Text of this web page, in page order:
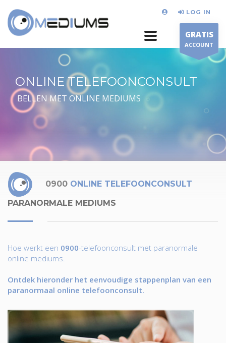
LOG IN
GRATIS
ACCOUNT
ONLINE TELEFOONCONSULT
BELLEN MET ONLINE MEDIUMS
0900 ONLINE TELEFOONCONSULT
PARANORMALE MEDIUMS
Hoe werkt een 0900-telefoonconsult met paranormale
online mediums.
Ontdek hieronder het eenvoudige stappenplan van een
paranormaal online telefoonconsult.